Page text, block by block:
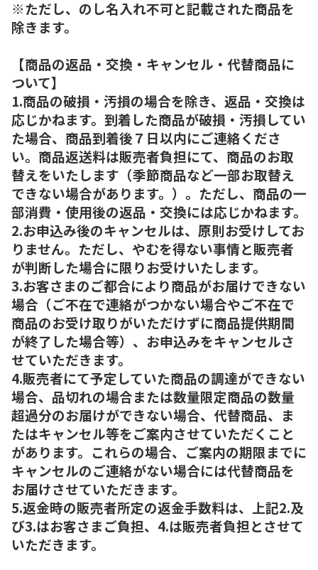
※ただし、のし名入れ不可と記載された商品を
除きます。
【商品の返品・交換・キャンセル・代替商品に
ついて】
1.商品の破損・汚損の場合を除き、返品・交換は
応じかねます。到着した商品が破損・汚損してい
た場合、商品到着後７日以内にご連絡くださ
い。商品返送料は販売者負担にて、商品のお取
替えをいたします（季節商品など一部お取替え
できない場合があります。）。ただし、商品の一
部消費・使用後の返品・交換には応じかねます。
2.お申込み後のキャンセルは、原則お受けしてお
りません。ただし、やむを得ない事情と販売者
が判断した場合に限りお受けいたします。
3.お客さまのご都合により商品がお届けできない
場合（ご不在で連絡がつかない場合やご不在で
商品のお受け取りがいただけずに商品提供期間
が終了した場合等）、お申込みをキャンセルさ
せていただきます。
4.販売者にて予定していた商品の調達ができない
場合、品切れの場合または数量限定商品の数量
超過分のお届けができない場合、代替商品、ま
たはキャンセル等をご案内させていただくこと
があります。これらの場合、ご案内の期限までに
キャンセルのご連絡がない場合には代替商品を
お届けさせていただきます。
5.返金時の販売者所定の返金手数料は、上記2.及
び3.はお客さまご負担、4.は販売者負担とさせて
いただきます。